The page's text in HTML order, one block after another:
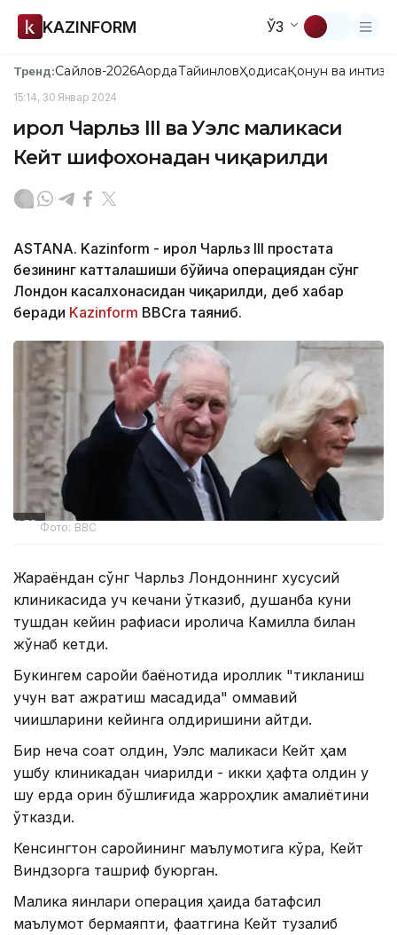
KAZINFORM ЎЗ
Тренд:Сайлов-2026АқордаТайинловҲодисаҚонун ва
15:14, 30 Январ 2024
Қирол Чарльз III ва Уэлс маликаси
Кейт шифохонадан чиқарилди
ASTANA. Kazinform - Қирол Чарльз III простата
безининг катталашиши бўйича операциядан сўнг
Лондон касалхонасидан чиқарилди, деб хабар
беради Kazinform BBCга таяниб.
Фото: BBC
Жараёндан сўнг Чарльз Лондоннинг хусусий
клиникасида уч кечани ўтказиб, душанба куни
тушдан кейин рафиқаси қиролича Камилла билан
жўнаб кетди.
Букингем саройи баёнотида қироллик "тикланиш
учун вақт ажратиш мақсадида" оммавий
чиқишларини кейинга қолдиришини айтди.
Бир неча соат олдин, Уэлс маликаси Кейт ҳам
ушбу клиникадан чиқарилди - икки ҳафта олдин у
шу ерда қорин бўшлиғида жарроҳлик амалиётини
ўтказди.
Кенсингтон саройининг маълумотига кўра, Кейт
Виндзорга ташриф буюрган.
Малика яқинлари операция ҳақида батафсил
маълумот бермаяпти, фақатгина Кейт тузалиб